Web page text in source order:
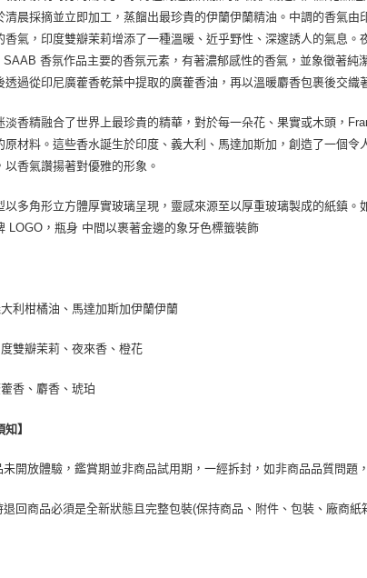
清晨採摘並立即加工，蒸餾出最珍貴的伊蘭伊蘭精油。中調的香氣
香氣，印度雙瓣茉莉增添了一種溫暖、近乎野性、深邃誘人的氣息
香氛作品主要的香氛元素，有著濃郁感性的香氣，並象徵著
透過從印尼廣藿香乾葉中提取的廣藿香油，再以溫暖麝香包裹後交織
淡香精融合了世界上最珍貴的精華，對於每一朵花、果實或木頭，
原材料。這些香水誕生於印度、義大利、馬達加斯加，創造了一個
以香氣讚揚著對優雅的形象。
以多角形立方體厚實玻璃呈現，靈感來源至以厚重玻璃製成的紙鎮
LOGO，瓶身 中間以裹著金邊的象牙色標籤裝飾
利柑橘油、馬達加斯加伊蘭伊蘭
雙瓣茉莉、夜來香、橙花
香、麝香、琥珀
知】
未開放體驗，鑑賞期並非商品試用期，一經拆封，如非商品品質問題
退回商品必須是全新狀態且完整包裝(保持商品、附件、包裝、廠商